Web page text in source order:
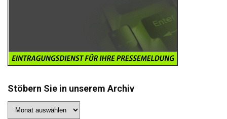
Stöbern Sie in unserem Archiv
Sie